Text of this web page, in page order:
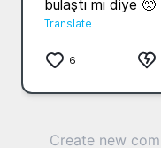
bulaştı mı diye 🥺
Translate
6